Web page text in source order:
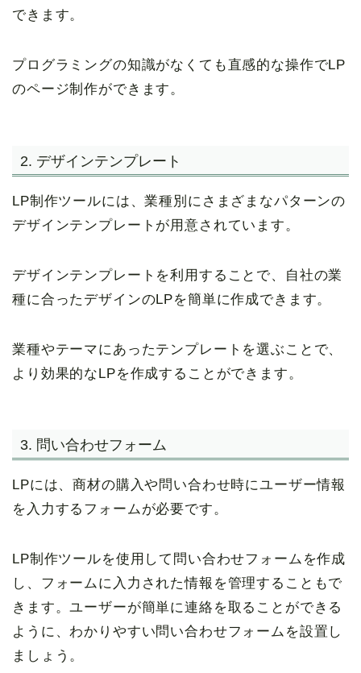
できます。
プログラミングの知識がなくても直感的な操作でLP
のページ制作ができます。
2. デザインテンプレート
LP制作ツールには、業種別にさまざまなパターンの
デザインテンプレートが用意されています。
デザインテンプレートを利用することで、自社の業
種に合ったデザインのLPを簡単に作成できます。
業種やテーマにあったテンプレートを選ぶことで、
より効果的なLPを作成することができます。
3. 問い合わせフォーム
LPには、商材の購入や問い合わせ時にユーザー情報
を入力するフォームが必要です。
LP制作ツールを使用して問い合わせフォームを作成
し、フォームに入力された情報を管理することもで
きます。ユーザーが簡単に連絡を取ることができる
ように、わかりやすい問い合わせフォームを設置し
ましょう。